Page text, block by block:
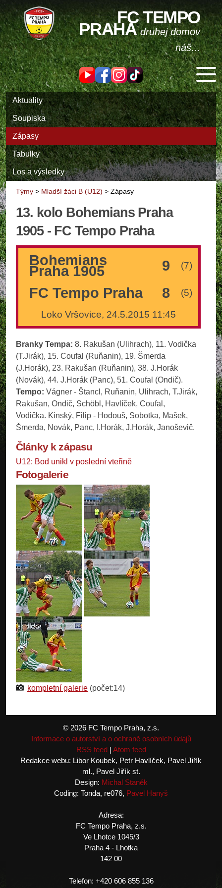
FC TEMPO
PRAHAdruhej domov
náš...
Aktuality
Soupiska
Zápasy
Tabulky
Los a výsledky
Týmy > Mladší žáci B (U12) > Zápasy
13. kolo Bohemians Praha
1905 - FC Tempo Praha
Bohemians
Praha 1905 9 (7)
FC Tempo Praha 8 (5)
Loko Vršovice, 24.5.2015 11:45
Branky Tempa: 8. Rakušan (Ulihrach), 11. Vodička
(T.Jirák), 15. Coufal (Ruňanin), 19. Šmerda
(J.Horák), 23. Rakušan (Ruňanin), 38. J.Horák
(Novák), 44. J.Horák (Panc), 51. Coufal (Ondič).
Tempo: Vágner - Štancl, Ruňanin, Ulihrach, T.Jirák,
Rakušan, Ondič, Schöbl, Havlíček, Coufal,
Vodička. Kinský, Filip - Hodouš, Sobotka, Mašek,
Šmerda, Novák, Panc, I.Horák, J.Horák, Janoševič.
Články k zápasu
U12: Bod unikl v poslední vteřině
Fotogalerie
kompletní galerie (počet:14)
© 2026 FC Tempo Praha, z.s.
Informace o autorství a o ochraně osobních údajů
RSS feed| Atom feed
Redakce webu: Libor Koubek, Petr Havlíček, Pavel Jiřík
ml., Pavel Jiřík st.
Design: Michal Staněk
Coding: Tonda, re076, Pavel Hanyš
Adresa:
FC Tempo Praha, z.s.
Ve Lhotce 1045/3
Praha 4 - Lhotka
142 00
Telefon: +420 606 855 136